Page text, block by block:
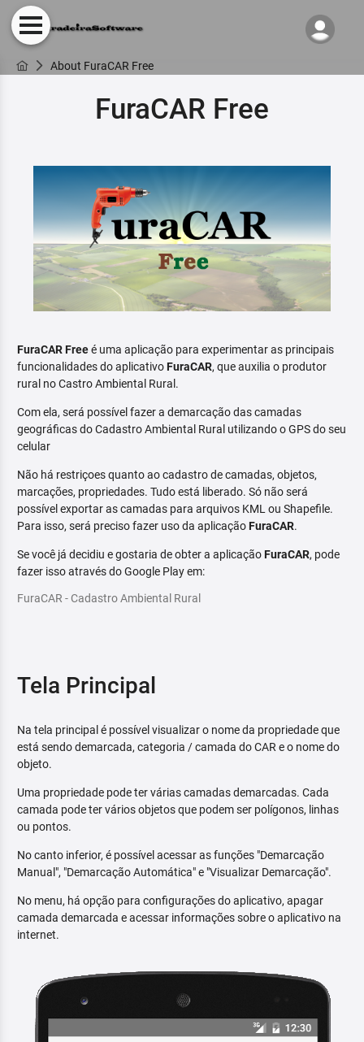
About FuraCAR Free
FuraCAR Free
FuraCAR Freeé uma aplicação para experimentar as principais
funcionalidades do aplicativoFuraCAR, que auxilia o produtor
rural no Castro Ambiental Rural.
Com ela, será possível fazer a demarcação das camadas
geográficas do Cadastro Ambiental Rural utilizando o GPS do seu
celular
Não há restriçoes quanto ao cadastro de camadas, objetos,
marcações, propriedades. Tudo está liberado. Só não será
possível exportar as camadas para arquivos KML ou Shapefile.
Para isso, será preciso fazer uso da aplicaçãoFuraCAR.
Se você já decidiu e gostaria de obter a aplicaçãoFuraCAR, pode
fazer isso através do Google Play em:
FuraCAR - Cadastro Ambiental Rural
Tela Principal
Na tela principal é possível visualizar o nome da propriedade que
está sendo demarcada, categoria / camada do CAR e o nome do
objeto.
Uma propriedade pode ter várias camadas demarcadas. Cada
camada pode ter vários objetos que podem ser polígonos, linhas
ou pontos.
No canto inferior, é possível acessar as funções "Demarcação
Manual", "Demarcação Automática" e "Visualizar Demarcação".
No menu, há opção para configurações do aplicativo, apagar
camada demarcada e acessar informações sobre o aplicativo na
internet.